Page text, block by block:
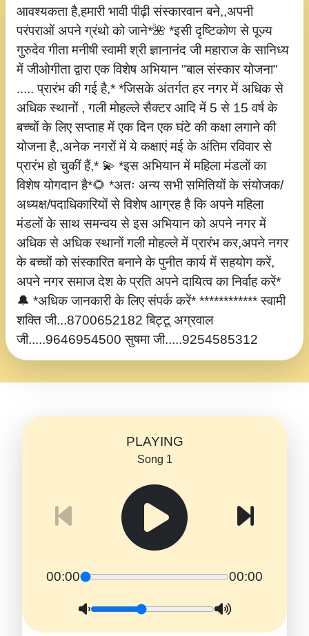
आवश्यकता है,हमारी भावी पीढ़ी संस्कारवान बने,,अपनी
परंपराओं अपने ग्रंथो को जाने*🌺 *इसी दृष्टिकोण से पूज्य
गुरुदेव गीता मनीषी स्वामी श्री ज्ञानानंद जी महाराज के सानिध्य
में जीओगीता द्वारा एक विशेष अभियान "बाल संस्कार योजना"
..... प्रारंभ की गई है,* *जिसके अंतर्गत हर नगर में अधिक से
अधिक स्थानों , गली मोहल्ले सैक्टर आदि में 5 से 15 वर्ष के
बच्चों के लिए सप्ताह में एक दिन एक घंटे की कक्षा लगाने की
योजना है,,अनेक नगरों में ये कक्षाएं मई के अंतिम रविवार से
प्रारंभ हो चुकीं हैं,* 💫 *इस अभियान में महिला मंडलों का
विशेष योगदान है*🌻 *अतः अन्य सभी समितियों के संयोजक/
अध्यक्ष/पदाधिकारियों से विशेष आग्रह है कि अपने महिला
मंडलों के साथ समन्वय से इस अभियान को अपने नगर में
अधिक से अधिक स्थानों गली मोहल्ले में प्रारंभ कर,अपने नगर
के बच्चों को संस्कारित बनाने के पुनीत कार्य में सहयोग करें,
अपने नगर समाज देश के प्रति अपने दायित्व का निर्वाह करें*
🔔 *अधिक जानकारी के लिए संपर्क करें* ************ स्वामी
शक्ति जी...8700652182 बिट्टू अग्रवाल
जी.....9646954500 सुषमा जी.....9254585312
PLAYING
Song 1
00:00 00:00